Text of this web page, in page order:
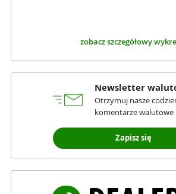
zobacz szczegółowy
Newsletter
Otrzymuj nasze
komentarze walutowe
Zapisz się